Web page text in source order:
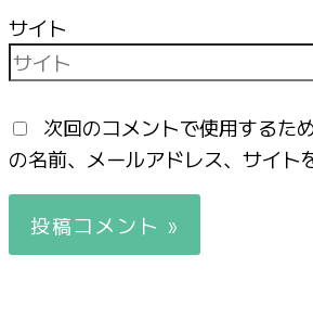
サイト
次回のコメントで使用するた
の名前、メールアドレス、サイト